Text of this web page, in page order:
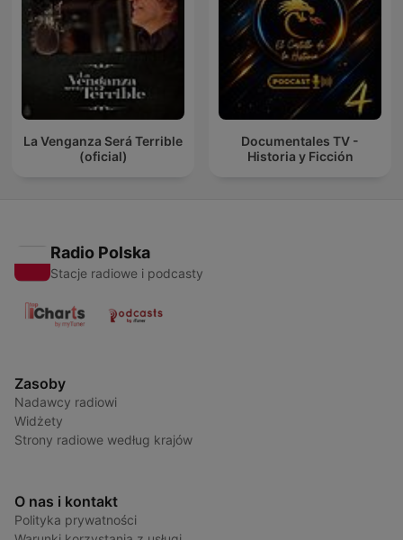
La Venganza Será Terrible
(oficial)
Documentales TV -
Historia y Ficción
Radio Polska
Stacje radiowe i podcasty
Zasoby
Nadawcy radiowi
Widżety
Strony radiowe według krajów
O nas i kontakt
Polityka prywatności